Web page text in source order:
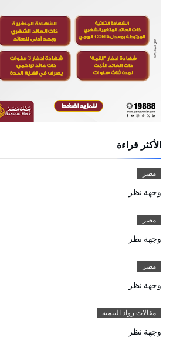
الأكثر قراءة
مصر
وجهة نظر
مصر
وجهة نظر
مصر
وجهة نظر
مقالات رواد التنمية
وجهة نظر